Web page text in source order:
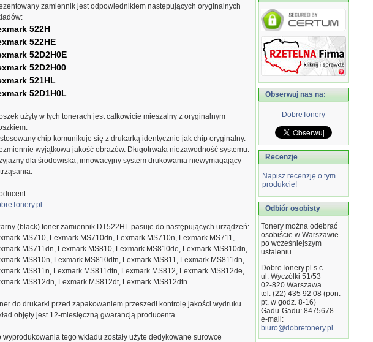
zamiennik jest odpowiednikiem następujących oryginalnych
522H
522HE
52D2H0E
52D2H00
521HL
52D1H0L
użyty w tych tonerach jest całkowicie mieszalny z oryginalnym
chip komunikuje się z drukarką identycznie jak chip oryginalny.
wyjątkowa jakość obrazów. Długotrwała niezawodność systemu.
dla środowiska, innowacyjny system drukowania niewymagający
(black) toner zamiennik DT522HL pasuje do następujących urządzeń:
MS710, Lexmark MS710dn, Lexmark MS710n, Lexmark MS711,
MS711dn, Lexmark MS810, Lexmark MS810de, Lexmark MS810dn,
MS810n, Lexmark MS810dtn, Lexmark MS811, Lexmark MS811dn,
MS811n, Lexmark MS811dtn, Lexmark MS812, Lexmark MS812de,
MS812dn, Lexmark MS812dt, Lexmark MS812dtn
do drukarki przed zapakowaniem przeszedł kontrolę jakości wydruku.
objęty jest 12-miesięczną gwarancją producenta.
wyprodukowania tego wkładu zostały użyte dedykowane surowce
Obserwuj nas na:
DobreTonery
Recenzje
Napisz recenzję o tym
produkcie!
Odbiór osobisty
Tonery można odebrać
osobiście w Warszawie
po wcześniejszym
ustaleniu.
DobreTonery.pl s.c.
ul. Wyczółki 51/53
02-820 Warszawa
tel. (22) 435 92 08 (pon.-
pt. w godz. 8-16)
Gadu-Gadu: 8475678
e-mail:
biuro@dobretonery.pl